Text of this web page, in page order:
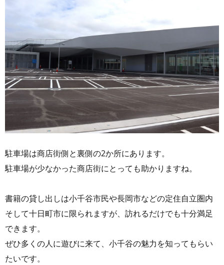
駐車場は商店街側と裏側の2か所にあります。
駐車場が少なかった商店街にとっても助かりますね。
書籍の貸し出しは小千谷市民や長岡市などの定住自立圏内
そして十日町市に限られますが、訪れるだけでも十分満足
できます。
ぜひ多くの人に遊びに来て、小千谷の魅力を知ってもらい
たいです。